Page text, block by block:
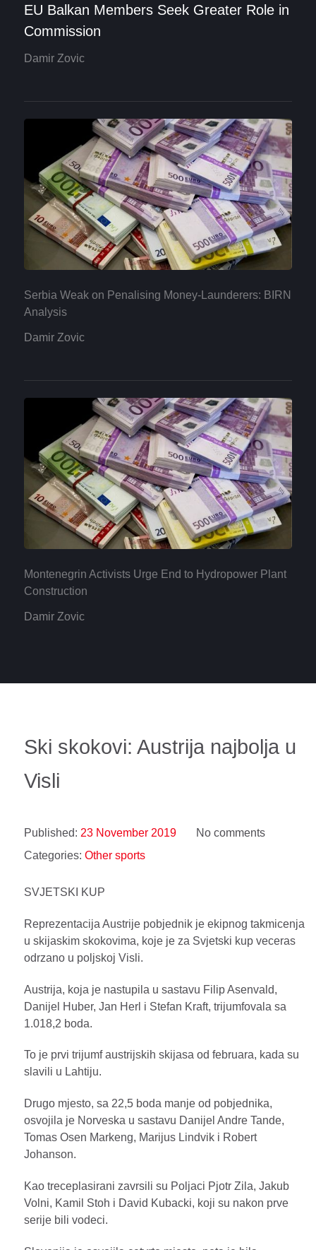
EU Balkan Members Seek Greater Role in
Commission
Damir Zovic
Serbia Weak on Penalising Money-Launderers: BIRN
Analysis
Damir Zovic
Montenegrin Activists Urge End to Hydropower Plant
Construction
Damir Zovic
Ski skokovi: Austrija najbolja u
Visli
Published: 23 November 2019
No comments
Categories: Other sports
SVJETSKI KUP
Reprezentacija Austrije pobjednik je ekipnog takmicenja
u skijaskim skokovima, koje je za Svjetski kup veceras
odrzano u poljskoj Visli.
Austrija, koja je nastupila u sastavu Filip Asenvald,
Danijel Huber, Jan Herl i Stefan Kraft, trijumfovala sa
1.018,2 boda.
To je prvi trijumf austrijskih skijasa od februara, kada su
slavili u Lahtiju.
Drugo mjesto, sa 22,5 boda manje od pobjednika,
osvojila je Norveska u sastavu Danijel Andre Tande,
Tomas Osen Markeng, Marijus Lindvik i Robert
Johanson.
Kao treceplasirani zavrsili su Poljaci Pjotr Zila, Jakub
Volni, Kamil Stoh i David Kubacki, koji su nakon prve
serije bili vodeci.